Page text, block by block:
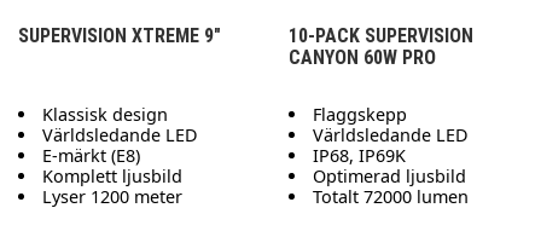
SUPERVISION XTREME 9"
Klassisk design
Världsledande LED
E-märkt (E8)
Komplett ljusbild
Lyser 1200 meter
10-PACK SUPERVISION
CANYON 60W PRO
Flaggskepp
Världsledande LED
IP68, IP69K
Optimerad ljusbild
Totalt 72000 lumen